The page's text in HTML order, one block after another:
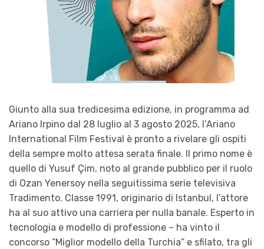
Giunto alla sua tredicesima edizione, in programma ad
Ariano Irpino dal 28 luglio al 3 agosto 2025, l’Ariano
International Film Festival è pronto a rivelare gli ospiti
della sempre molto attesa serata finale. Il primo nome è
quello di Yusuf Çim, noto al grande pubblico per il ruolo
di Ozan Yenersoy nella seguitissima serie televisiva
Tradimento. Classe 1991, originario di Istanbul, l’attore
ha al suo attivo una carriera per nulla banale. Esperto in
tecnologia e modello di professione – ha vinto il
concorso “Miglior modello della Turchia” e sfilato, tra gli